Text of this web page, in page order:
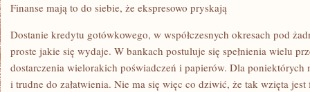
TO
ŻE
SZYBKO
Finanse mają to do siebie, że ekspresowo pryskają
Dostanie kredytu gotówkowego, w współczesnych okresach pod
proste jakie się wydaje. W bankach postuluje się spełnienia wielu
dostarczenia wielorakich poświadczeń i papierów. Dla
i trudne do załatwienia. Nie ma się więc co dziwić, że tak wzięta